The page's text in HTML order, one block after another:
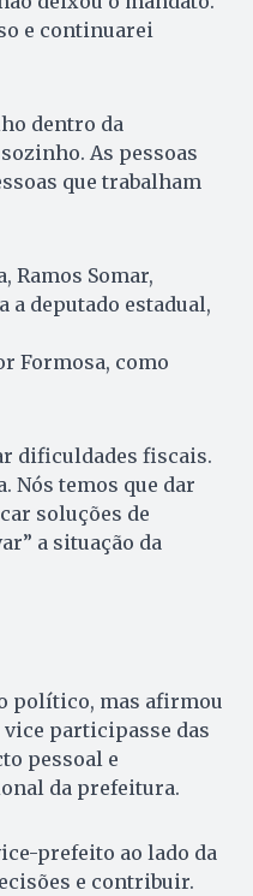
e continuarei
dentro da
As pessoas
que trabalham
Somar,
a deputado estadual,
Formosa, como
dificuldades fiscais.
Nós temos que dar
soluções de
a situação da
político, mas afirmou
vice participasse das
pessoal e
da prefeitura.
prefeito ao lado da
e contribuir.